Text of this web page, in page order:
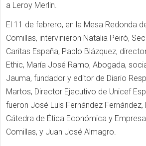
a Leroy Merlin.
El 11 de febrero, en la Mesa Redonda
Comillas, intervinieron Natalia Peiró,
Caritas España, Pablo Blázquez,
Ethic, María José Ramo, Abogada,
Jauma, fundador y editor de Diario
Martos, Director Ejecutivo de Unicef
fueron José Luis Fernández
Cátedra de Ética Económica y
Comillas, y Juan José Almagro.